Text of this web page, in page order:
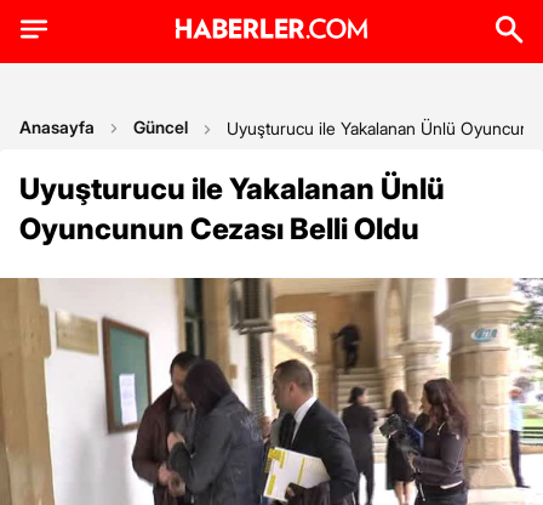
Anasayfa Güncel Uyuşturucu ile Yakalanan Ünlü
Uyuşturucu ile Yakalanan Ünlü
Oyuncunun Cezası Belli Oldu